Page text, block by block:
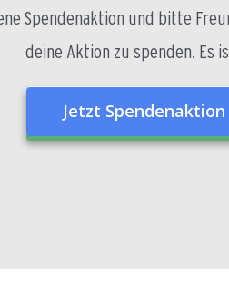
Spendenaktion und bitte
deine Aktion zu spenden. Es
Jetzt